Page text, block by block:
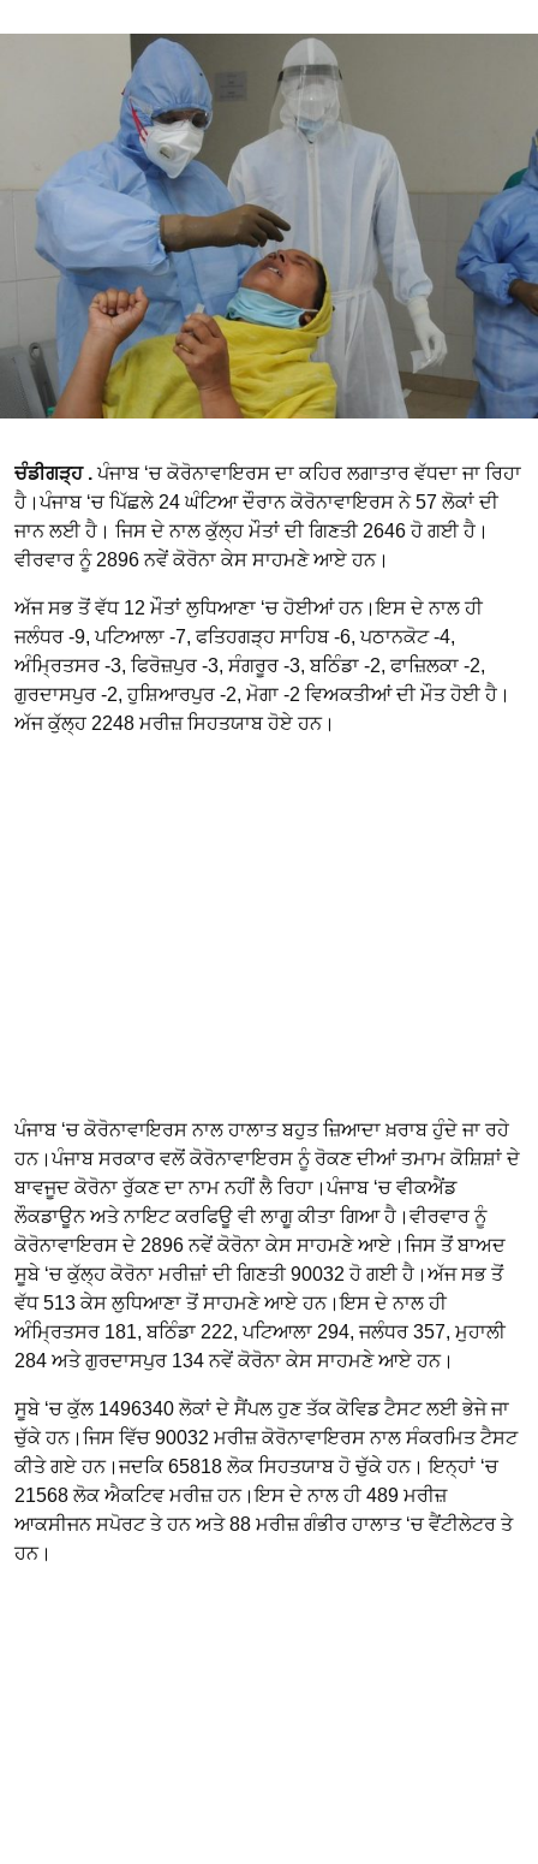
ਚੰਡੀਗੜ੍ਹ .ਪੰਜਾਬ ‘ਚ ਕੋਰੋਨਾਵਾਇਰਸ ਦਾ ਕਹਿਰ ਲਗਾਤਾਰ ਵੱਧਦਾ ਜਾ ਰਿਹਾ
ਹੈ।ਪੰਜਾਬ ‘ਚ ਪਿੱਛਲੇ 24 ਘੰਟਿਆ ਦੌਰਾਨ ਕੋਰੋਨਾਵਾਇਰਸ ਨੇ 57 ਲੋਕਾਂ ਦੀ
ਜਾਨ ਲਈ ਹੈ। ਜਿਸ ਦੇ ਨਾਲ ਕੁੱਲ੍ਹ ਮੌਤਾਂ ਦੀ ਗਿਣਤੀ 2646 ਹੋ ਗਈ ਹੈ।
ਵੀਰਵਾਰ ਨੂੰ 2896 ਨਵੇਂ ਕੋਰੋਨਾ ਕੇਸ ਸਾਹਮਣੇ ਆਏ ਹਨ।
ਅੱਜ ਸਭ ਤੋਂ ਵੱਧ 12 ਮੌਤਾਂ ਲੁਧਿਆਣਾ ‘ਚ ਹੋਈਆਂ ਹਨ।ਇਸ ਦੇ ਨਾਲ ਹੀ
ਜਲੰਧਰ -9, ਪਟਿਆਲਾ -7, ਫਤਿਹਗੜ੍ਹ ਸਾਹਿਬ -6, ਪਠਾਨਕੋਟ -4,
ਅੰਮ੍ਰਿਤਸਰ -3, ਫਿਰੋਜ਼ਪੁਰ -3, ਸੰਗਰੂਰ -3, ਬਠਿੰਡਾ -2, ਫਾਜ਼ਿਲਕਾ -2,
ਗੁਰਦਾਸਪੁਰ -2, ਹੁਸ਼ਿਆਰਪੁਰ -2, ਮੋਗਾ -2 ਵਿਅਕਤੀਆਂ ਦੀ ਮੌਤ ਹੋਈ ਹੈ।
ਅੱਜ ਕੁੱਲ੍ਹ 2248 ਮਰੀਜ਼ ਸਿਹਤਯਾਬ ਹੋਏ ਹਨ।
ਪੰਜਾਬ ‘ਚ ਕੋਰੋਨਾਵਾਇਰਸ ਨਾਲ ਹਾਲਾਤ ਬਹੁਤ ਜ਼ਿਆਦਾ ਖ਼ਰਾਬ ਹੁੰਦੇ ਜਾ ਰਹੇ
ਹਨ।ਪੰਜਾਬ ਸਰਕਾਰ ਵਲੋਂ ਕੋਰੋਨਾਵਾਇਰਸ ਨੂੰ ਰੋਕਣ ਦੀਆਂ ਤਮਾਮ ਕੋਸ਼ਿਸ਼ਾਂ ਦੇ
ਬਾਵਜੂਦ ਕੋਰੋਨਾ ਰੁੱਕਣ ਦਾ ਨਾਮ ਨਹੀਂ ਲੈ ਰਿਹਾ।ਪੰਜਾਬ ‘ਚ ਵੀਕਐਂਡ
ਲੌਕਡਾਊਨ ਅਤੇ ਨਾਇਟ ਕਰਫਿਊ ਵੀ ਲਾਗੂ ਕੀਤਾ ਗਿਆ ਹੈ।ਵੀਰਵਾਰ ਨੂੰ
ਕੋਰੋਨਾਵਾਇਰਸ ਦੇ 2896 ਨਵੇਂ ਕੋਰੋਨਾ ਕੇਸ ਸਾਹਮਣੇ ਆਏ।ਜਿਸ ਤੋਂ ਬਾਅਦ
ਸੂਬੇ ‘ਚ ਕੁੱਲ੍ਹ ਕੋਰੋਨਾ ਮਰੀਜ਼ਾਂ ਦੀ ਗਿਣਤੀ 90032 ਹੋ ਗਈ ਹੈ।ਅੱਜ ਸਭ ਤੋਂ
ਵੱਧ 513 ਕੇਸ ਲੁਧਿਆਣਾ ਤੋਂ ਸਾਹਮਣੇ ਆਏ ਹਨ।ਇਸ ਦੇ ਨਾਲ ਹੀ
ਅੰਮ੍ਰਿਤਸਰ 181, ਬਠਿੰਡਾ 222, ਪਟਿਆਲਾ 294, ਜਲੰਧਰ 357, ਮੁਹਾਲੀ
284 ਅਤੇ ਗੁਰਦਾਸਪੁਰ 134 ਨਵੇਂ ਕੋਰੋਨਾ ਕੇਸ ਸਾਹਮਣੇ ਆਏ ਹਨ।
ਸੂਬੇ ‘ਚ ਕੁੱਲ 1496340 ਲੋਕਾਂ ਦੇ ਸੈਂਪਲ ਹੁਣ ਤੱਕ ਕੋਵਿਡ ਟੈਸਟ ਲਈ ਭੇਜੇ ਜਾ
ਚੁੱਕੇ ਹਨ।ਜਿਸ ਵਿੱਚ 90032 ਮਰੀਜ਼ ਕੋਰੋਨਾਵਾਇਰਸ ਨਾਲ ਸੰਕਰਮਿਤ ਟੈਸਟ
ਕੀਤੇ ਗਏ ਹਨ।ਜਦਕਿ 65818 ਲੋਕ ਸਿਹਤਯਾਬ ਹੋ ਚੁੱਕੇ ਹਨ। ਇਨ੍ਹਾਂ ‘ਚ
21568 ਲੋਕ ਐਕਟਿਵ ਮਰੀਜ਼ ਹਨ।ਇਸ ਦੇ ਨਾਲ ਹੀ 489 ਮਰੀਜ਼
ਆਕਸੀਜਨ ਸਪੋਰਟ ਤੇ ਹਨ ਅਤੇ 88 ਮਰੀਜ਼ ਗੰਭੀਰ ਹਾਲਾਤ ‘ਚ ਵੈਂਟੀਲੇਟਰ ਤੇ
ਹਨ।